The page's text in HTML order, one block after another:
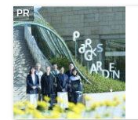
PR